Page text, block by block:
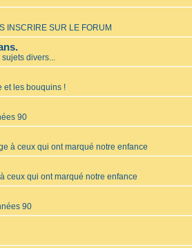
INSCRIRE SUR LE FORUM
divers...
et les bouquins !
90
à ceux qui ont marqué notre enfance
ceux qui ont marqué notre enfance
90